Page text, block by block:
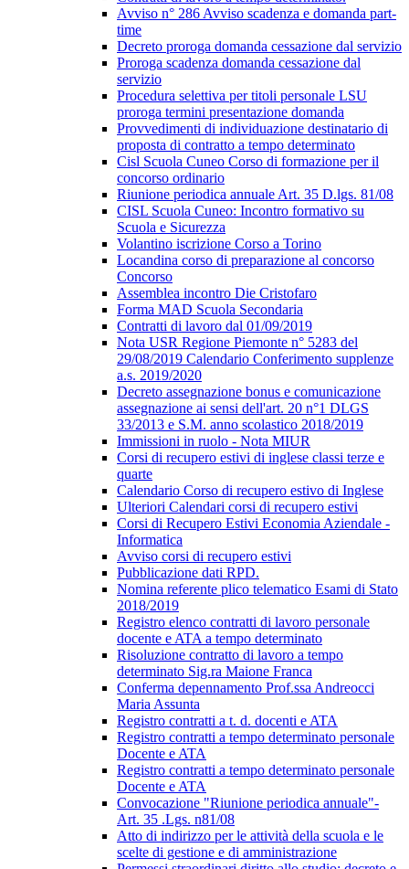
Avviso n° 286 Avviso scadenza e domanda part-
time
Decreto proroga domanda cessazione dal servizio
Proroga scadenza domanda cessazione dal
servizio
Procedura selettiva per titoli personale LSU
proroga termini presentazione domanda
Provvedimenti di individuazione destinatario di
proposta di contratto a tempo determinato
Cisl Scuola Cuneo Corso di formazione per il
concorso ordinario
Riunione periodica annuale Art. 35 D.lgs. 81/08
CISL Scuola Cuneo: Incontro formativo su
Scuola e Sicurezza
Volantino iscrizione Corso a Torino
Locandina corso di preparazione al concorso
Concorso
Assemblea incontro Die Cristofaro
Forma MAD Scuola Secondaria
Contratti di lavoro dal 01/09/2019
Nota USR Regione Piemonte n° 5283 del
29/08/2019 Calendario Conferimento supplenze
a.s. 2019/2020
Decreto assegnazione bonus e comunicazione
assegnazione ai sensi dell'art. 20 n°1 DLGS
33/2013 e S.M. anno scolastico 2018/2019
Immissioni in ruolo - Nota MIUR
Corsi di recupero estivi di inglese classi terze e
quarte
Calendario Corso di recupero estivo di Inglese
Ulteriori Calendari corsi di recupero estivi
Corsi di Recupero Estivi Economia Aziendale -
Informatica
Avviso corsi di recupero estivi
Pubblicazione dati RPD.
Nomina referente plico telematico Esami di Stato
2018/2019
Registro elenco contratti di lavoro personale
docente e ATA a tempo determinato
Risoluzione contratto di lavoro a tempo
determinato Sig.ra Maione Franca
Conferma depennamento Prof.ssa Andreocci
Maria Assunta
Registro contratti a t. d. docenti e ATA
Registro contratti a tempo determinato personale
Docente e ATA
Registro contratti a tempo determinato personale
Docente e ATA
Convocazione "Riunione periodica annuale"-
Art. 35 .Lgs. n81/08
Atto di indirizzo per le attività della scuola e le
scelte di gestione e di amministrazione